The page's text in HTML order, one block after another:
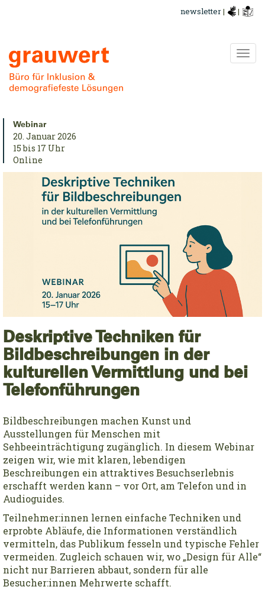
newsletter| |
Webinar
20. Januar 2026
15 bis 17 Uhr
Online
Deskriptive Techniken für
Bildbeschreibungen in der
kulturellen Vermittlung und bei
Telefonführungen
Bildbeschreibungen machen Kunst und
Ausstellungen für Menschen mit
Sehbeeinträchtigung zugänglich. In diesem Webinar
zeigen wir, wie mit klaren, lebendigen
Beschreibungen ein attraktives Besuchserlebnis
erschafft werden kann – vor Ort, am Telefon und in
Audioguides.
Teilnehmer:innen lernen einfache Techniken und
erprobte Abläufe, die Informationen verständlich
vermitteln, das Publikum fesseln und typische Fehler
vermeiden. Zugleich schauen wir, wo „Design für Alle“
nicht nur Barrieren abbaut, sondern für alle
Besucher:innen Mehrwerte schafft.